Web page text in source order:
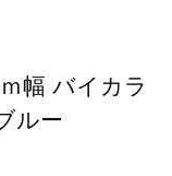
幅 バイカラ
ルー